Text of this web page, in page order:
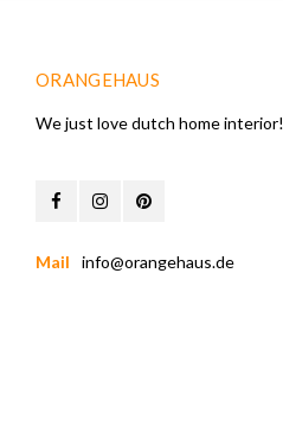
ORANGEHAUS
We just love dutch home interior!
Mail info@orangehaus.de